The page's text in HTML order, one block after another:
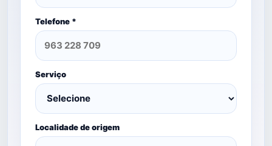
Telefone *
Serviço
Localidade de origem